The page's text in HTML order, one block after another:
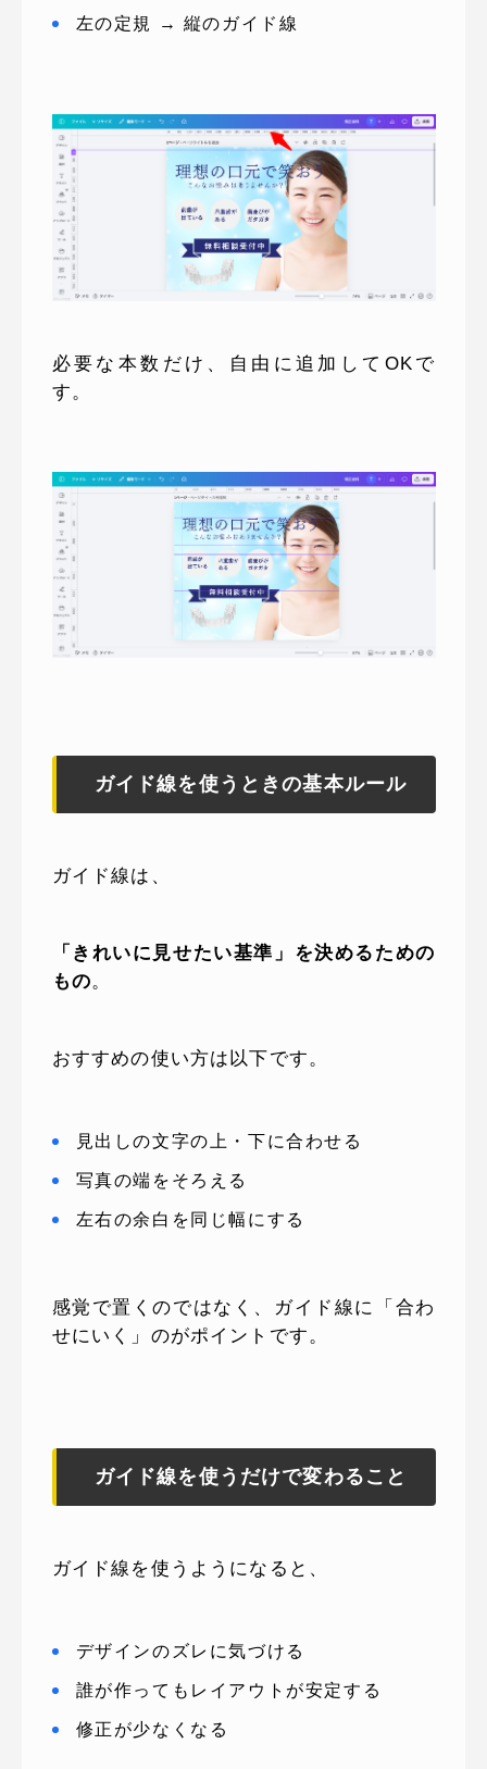
左の定規 → 縦のガイド線
必要な本数だけ、自由に追加してOKで
す。
ガイド線を使うときの基本ルール
ガイド線は、
「きれいに見せたい基準」を決めるための
もの。
おすすめの使い方は以下です。
見出しの文字の上・下に合わせる
写真の端をそろえる
左右の余白を同じ幅にする
感覚で置くのではなく、ガイド線に「合わ
せにいく」のがポイントです。
ガイド線を使うだけで変わること
ガイド線を使うようになると、
デザインのズレに気づける
誰が作ってもレイアウトが安定する
修正が少なくなる